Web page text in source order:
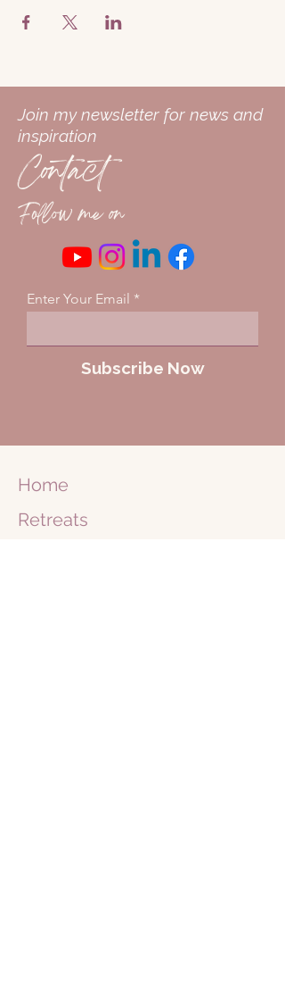
Join my newsletter for news and
inspiration
Contact
Follow me on
Enter Your Email
Subscribe Now
Home
Retreats